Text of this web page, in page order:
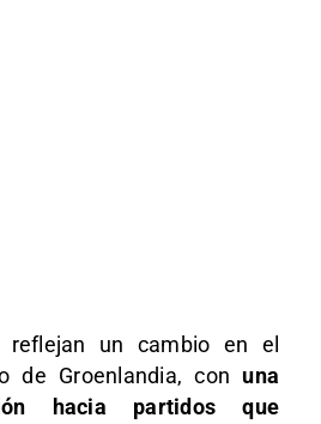
reflejan un cambio en el
de Groenlandia, con una
hacia partidos que